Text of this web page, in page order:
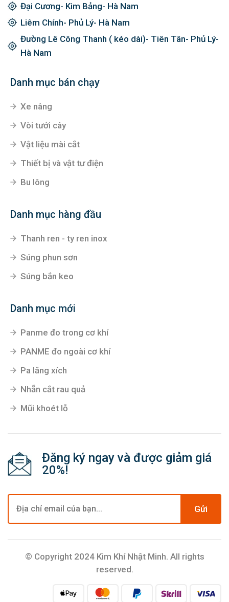
Đại Cương- Kim Bảng- Hà Nam
Liêm Chính- Phủ Lý- Hà Nam
Đường Lê Công Thanh ( kéo dài)- Tiên Tân- Phủ Lý-
Hà Nam
Danh mục bán chạy
Xe nâng
Vòi tưới cây
Vật liệu mài cắt
Thiết bị và vật tư điện
Bu lông
Danh mục hàng đầu
Thanh ren - ty ren inox
Súng phun sơn
Súng bắn keo
Danh mục mới
Panme đo trong cơ khí
PANME đo ngoài cơ khí
Pa lăng xích
Nhẵn cắt rau quả
Mũi khoét lỗ
Đăng ký ngay và được giảm giá
20%!
Gửi
© Copyright 2024 Kim Khí Nhật Minh. All rights
reserved.